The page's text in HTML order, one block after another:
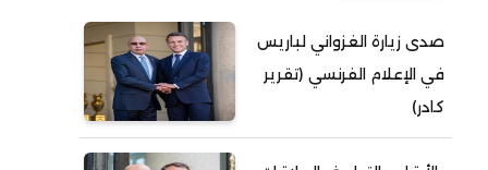
أحمد زيدان ولد محمد محمود
أحمد سالم بكار
أحمد سالم ولد بده
صدى زيارة الغزواني لباريس
في الإعلام الفرنسي (تقرير
كادر)